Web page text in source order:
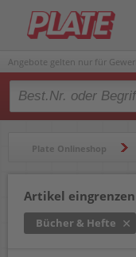
Angebote gelten nur für
Type 2 or more
Plate Onlineshop
Artikel eingrenzen
Bücher & Hefte